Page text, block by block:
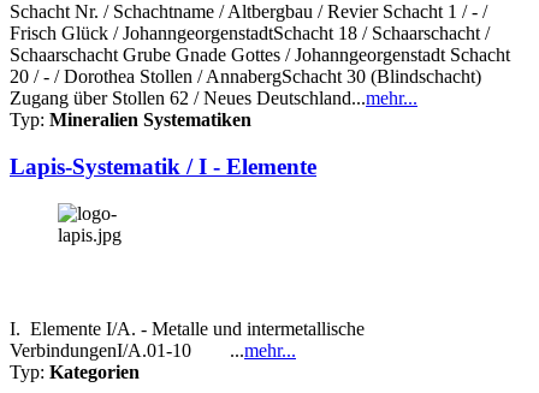
Schacht Nr. / Schachtname / Altbergbau / Revier Schacht 1 / - /
Frisch Glück / JohanngeorgenstadtSchacht 18 / Schaarschacht /
Schaarschacht Grube Gnade Gottes / Johanngeorgenstadt Schacht
20 / - / Dorothea Stollen / AnnabergSchacht 30 (Blindschacht)
Zugang über Stollen 62 / Neues Deutschland...mehr...
Typ: Mineralien Systematiken
Lapis-Systematik / I - Elemente
I. Elemente I/A. - Metalle und intermetallische
VerbindungenI/A.01-10 ...mehr...
Typ: Kategorien